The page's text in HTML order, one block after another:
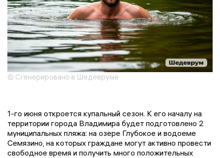
© Сгенерировано в Шедевруме
1-го июня откроется купальный сезон. К его началу на
территории города Владимира будет подготовлено 2
муниципальных пляжа: на озере Глубокое и водоеме
Семязино, на которых граждане могут активно провести
свободное время и получить много положительных